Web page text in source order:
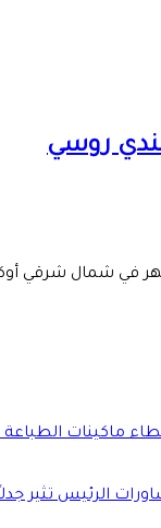
في شمال شرقي
عطاء ماكينات
الرئيس تثير